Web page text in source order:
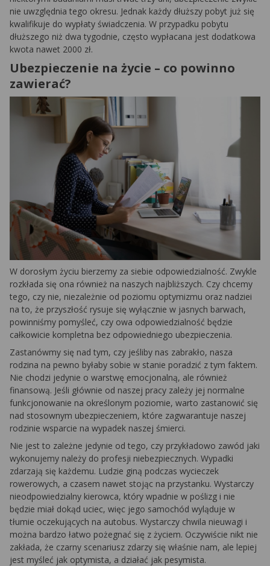
nie uwzględnia tego okresu. Jednak każdy dłuższy pobyt już się
kwalifikuje do wypłaty świadczenia. W przypadku pobytu
dłuższego niż dwa tygodnie, często wypłacana jest dodatkowa
kwota nawet 2000 zł.
Ubezpieczenie na życie – co powinno
zawierać?
W dorosłym życiu bierzemy za siebie odpowiedzialność. Zwykle
rozkłada się ona również na naszych najbliższych. Czy chcemy
tego, czy nie, niezależnie od poziomu optymizmu oraz nadziei
na to, że przyszłość rysuje się wyłącznie w jasnych barwach,
powinniśmy pomyśleć, czy owa odpowiedzialność będzie
całkowicie kompletna bez odpowiedniego ubezpieczenia.
Zastanówmy się nad tym, czy jeśliby nas zabrakło, nasza
rodzina na pewno byłaby sobie w stanie poradzić z tym faktem.
Nie chodzi jedynie o warstwę emocjonalną, ale również
finansową. Jeśli głównie od naszej pracy zależy jej normalne
funkcjonowanie na określonym poziomie, warto zastanowić się
nad stosownym ubezpieczeniem, które zagwarantuje naszej
rodzinie wsparcie na wypadek naszej śmierci.
Nie jest to zależne jedynie od tego, czy przykładowo zawód jaki
wykonujemy należy do profesji niebezpiecznych. Wypadki
zdarzają się każdemu. Ludzie giną podczas wycieczek
rowerowych, a czasem nawet stojąc na przystanku. Wystarczy
nieodpowiedzialny kierowca, który wpadnie w poślizg i nie
będzie miał dokąd uciec, więc jego samochód wyląduje w
tłumie oczekujących na autobus. Wystarczy chwila nieuwagi i
można bardzo łatwo pożegnać się z życiem. Oczywiście nikt nie
zakłada, że czarny scenariusz zdarzy się właśnie nam, ale lepiej
jest myśleć jak optymista, a działać jak pesymista.